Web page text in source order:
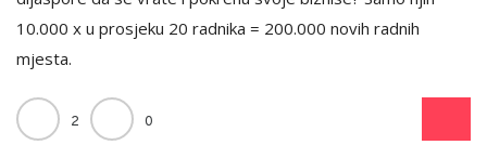
10.000 x u prosjeku 20 radnika = 200.000 novih radnih
mjesta.
2 0